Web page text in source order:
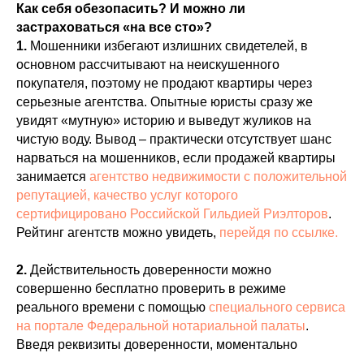
Как себя обезопасить? И можно ли
застраховаться «на все сто»?
1. Мошенники избегают излишних свидетелей, в
основном рассчитывают на неискушенного
покупателя, поэтому не продают квартиры через
серьезные агентства. Опытные юристы сразу же
увидят «мутную» историю и выведут жуликов на
чистую воду. Вывод – практически отсутствует шанс
нарваться на мошенников, если продажей квартиры
занимается агентство недвижимости с положительной
репутацией, качество услуг которого
сертифицировано Российской Гильдией Риэлторов.
Рейтинг агентств можно увидеть, перейдя по ссылке.
2. Действительность доверенности можно
совершенно бесплатно проверить в режиме
реального времени с помощью специального сервиса
на портале Федеральной нотариальной палаты.
Введя реквизиты доверенности, моментально